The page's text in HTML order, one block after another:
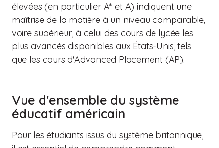
élevées (en particulier A* et A) indiquent une
maîtrise de la matière à un niveau comparable,
voire supérieur, à celui des cours de lycée les
plus avancés disponibles aux États-Unis, tels
que les cours d'Advanced Placement (AP).
Vue d'ensemble du système
éducatif américain
Pour les étudiants issus du système britannique,